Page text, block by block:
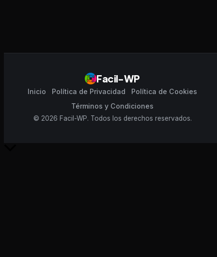
Facil-WP
Inicio Política de Privacidad
Política de Cookies
Términos y Condiciones
© 2026 Facil-WP. Todos los derechos reservados.